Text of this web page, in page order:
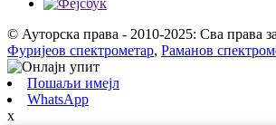
© Ауторска права - 2010-2025: Сва права
Фуријеов спектрометар, Раманов
Пошаљи имејл
WhatsApp
x